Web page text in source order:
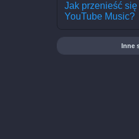
Jak przenieść
YouTube Music?
Inne